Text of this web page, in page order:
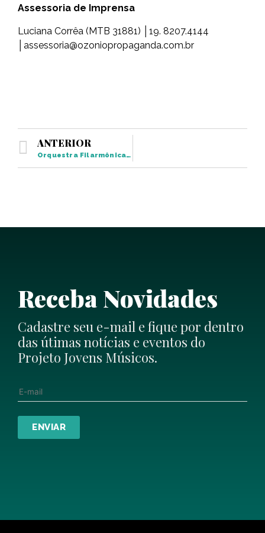
Assessoria de Imprensa
Luciana Corrêa (MTB 31881) │19. 8207.4144
│assessoria@ozoniopropaganda.com.br
ANTERIOR
Orquestra Filarmônica do Projeto Jovens Músicos se apresenta em Piracicaba e Rio das Pedras
Receba Novidades
Cadastre seu e-mail e fique por dentro
das útimas notícias e eventos do
Projeto Jovens Músicos.
E-mail
ENVIAR